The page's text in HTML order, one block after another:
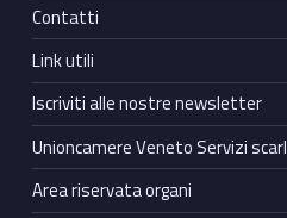
Contatti
Link utili
Iscriviti alle nostre newsletter
Unioncamere Veneto Servizi scarl
Area riservata organi